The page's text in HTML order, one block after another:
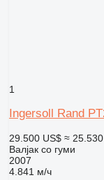
1
Ingersoll Rand
29.500 US$ ≈
Валјак со гуми
2007
4.841 м/ч